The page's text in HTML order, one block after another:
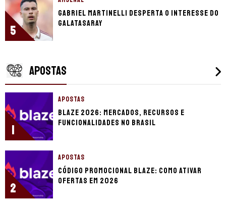
5
Gabriel Martinelli desperta o interesse do
Galatasaray
APOSTAS
1
APOSTAS
Blaze 2026: mercados, recursos e
funcionalidades no Brasil
2
APOSTAS
Código promocional Blaze: como ativar
ofertas em 2026